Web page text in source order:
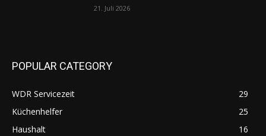
21. Juli 2026
POPULAR CATEGORY
WDR Servicezeit
29
Küchenhelfer
25
Haushalt
16